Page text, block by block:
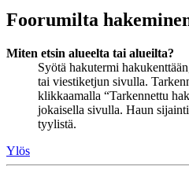
Foorumilta
Miten etsin alueelta tai alueilta?
Syötä hakutermi
tai viestiketjun sivulla.
klikkaamalla “Tarkennettu
jokaisella sivulla. Haun
tyylistä.
Ylös